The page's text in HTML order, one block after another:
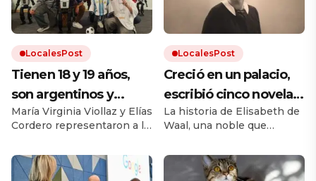
LocalesPost
Tienen 18 y 19 años,
son argentinos y
obtuvieron un
reconocimiento en el
Mundial de Robótica
en Corea del Sur:
María Virginia Viollaz y Elías
Cordero representaron a la
en la categoría Technical
Challenge de Fútbol
LocalesPost
Creció en un palacio,
escribió cinco novelas
y murió sin publicar
ninguna: décadas
después, su nieto hizo
que el mundo la leyera
La historia de Elisabeth de
Waal, una noble que
época. Su nieto Edmund,
también escritor, rescató